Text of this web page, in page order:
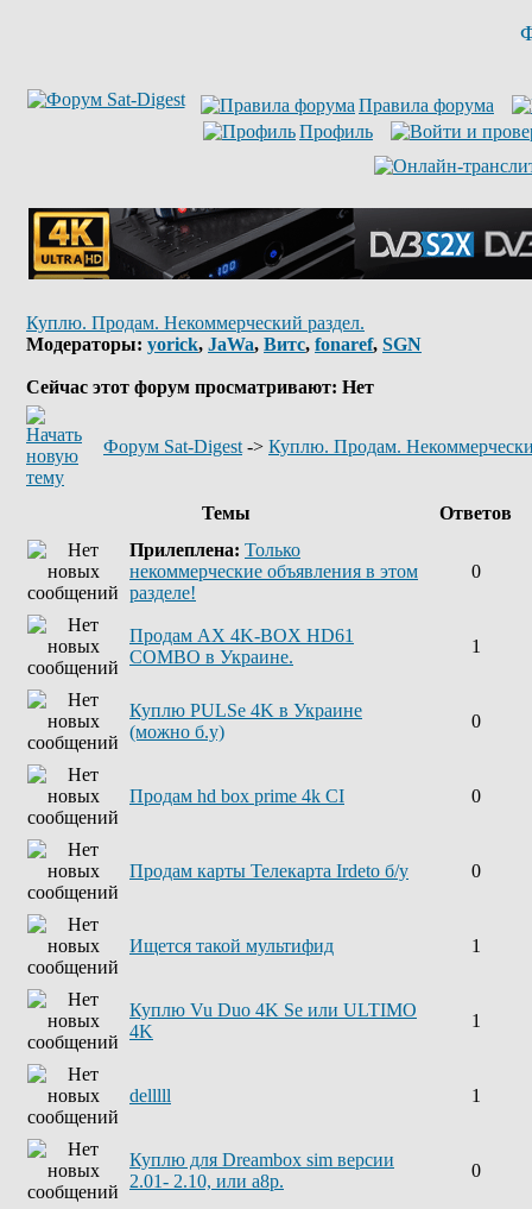
Правила форума
Профиль
Куплю. Продам. Некоммерческий раздел.
Модераторы: yorick, JaWa, Витс, fonaref, SGN
Сейчас этот форум просматривают: Нет
Форум Sat-Digest -> Куплю. Продам.
Темы
Ответов
Прилеплена: Только
некоммерческие объявления в этом
разделе!
0
Продам AX 4K-BOX HD61
COMBO в Украине.
1
Куплю PULSe 4K в Украине
(можно б.у)
0
Продам hd box prime 4k CI 0
Продам карты Телекарта Irdeto б/у 0
Ищется такой мультифид 1
Куплю Vu Duo 4K Se или ULTIMO
4K
1
delllll 1
Куплю для Dreambox sim версии
2.01- 2.10, или а8р.
0